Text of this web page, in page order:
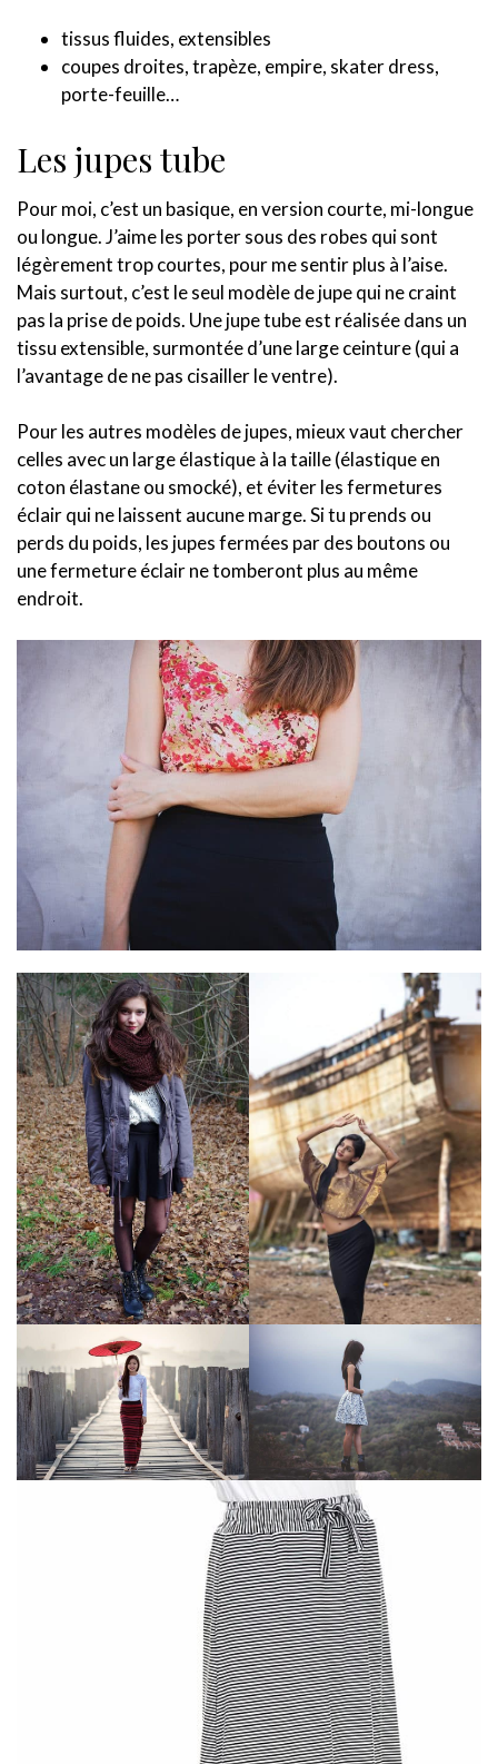
tissus fluides, extensibles
coupes droites, trapèze, empire, skater dress,
porte-feuille…
Les jupes tube
Pour moi, c’est un basique, en version courte, mi-longue
ou longue. J’aime les porter sous des robes qui sont
légèrement trop courtes, pour me sentir plus à l’aise.
Mais surtout, c’est le seul modèle de jupe qui ne craint
pas la prise de poids. Une jupe tube est réalisée dans un
tissu extensible, surmontée d’une large ceinture (qui a
l’avantage de ne pas cisailler le ventre).
Pour les autres modèles de jupes, mieux vaut chercher
celles avec un large élastique à la taille (élastique en
coton élastane ou smocké), et éviter les fermetures
éclair qui ne laissent aucune marge. Si tu prends ou
perds du poids, les jupes fermées par des boutons ou
une fermeture éclair ne tomberont plus au même
endroit.